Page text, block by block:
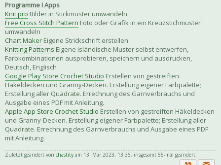
Programme I Apps
Knit pro Bilder in Stickmuster umwandeln
Free Cross Stitch Pattern Foto oder Grafik in ein Kreuzstichmuster
umwandeln
Chart Maker Eigene Strickschrift erstellen
Knitting Patterns Eigene isländische Muster selbst entwerfen,
Farbkombinationen ausprobieren, speichern und ausdrucken,
Deutsch, Englisch
Google Play Store Crochet Studio Erstellen von gestreiften
Häkeldecken und Granny-Decken. Erstellung eigener Farbpalette;
Erstellung aller Quadrate. Errechnung des Garnverbrauchs und
Ausgabe eines PDF mit Anleitung.
Apple App Store Crochet Studio Erstellen von gestreiften Häkeldecken
und Granny-Decken. Erstellung eigener Farbpalette; Erstellung aller
Quadrate. Errechnung des Garnverbrauchs und Ausgabe eines PDF
mit Anleitung.
Zuletzt geändert von chastity am 13. Mär 2023, 13:36, insgesamt 55-mal geändert.